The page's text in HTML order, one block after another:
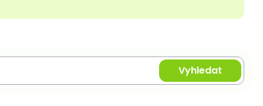
Vyhledat